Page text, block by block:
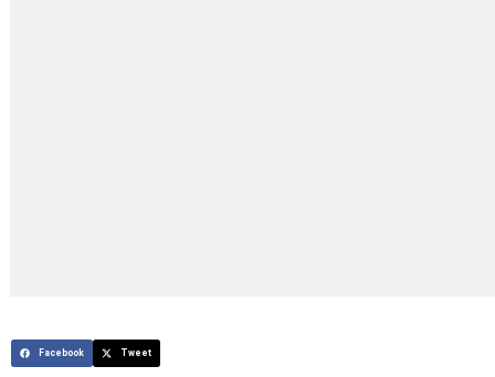
Facebook Tweet